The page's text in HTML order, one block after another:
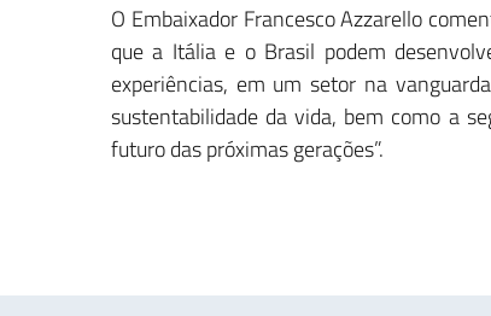
O Embaixador Francesco Azzarello
que a Itália e o Brasil podem
experiências, em um setor na
sustentabilidade da vida, bem como a
futuro das próximas gerações”.